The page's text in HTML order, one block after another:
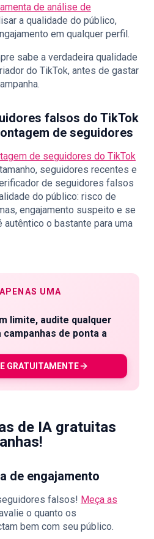
de análise de
a qualidade do público,
em qualquer perfil.
sabe a verdadeira qualidade
do TikTok, antes de gastar
falsos do TikTok
de seguidores
de seguidores do TikTok
seguidores recentes e
de seguidores falsos
do público: risco de
engajamento suspeito e se
o bastante para uma
UMA
limite, audite qualquer
de ponta a
GRATUITAMENTE
de IA gratuitas
de engajamento
falsos! Meça as
o quanto os
bem com seu público.